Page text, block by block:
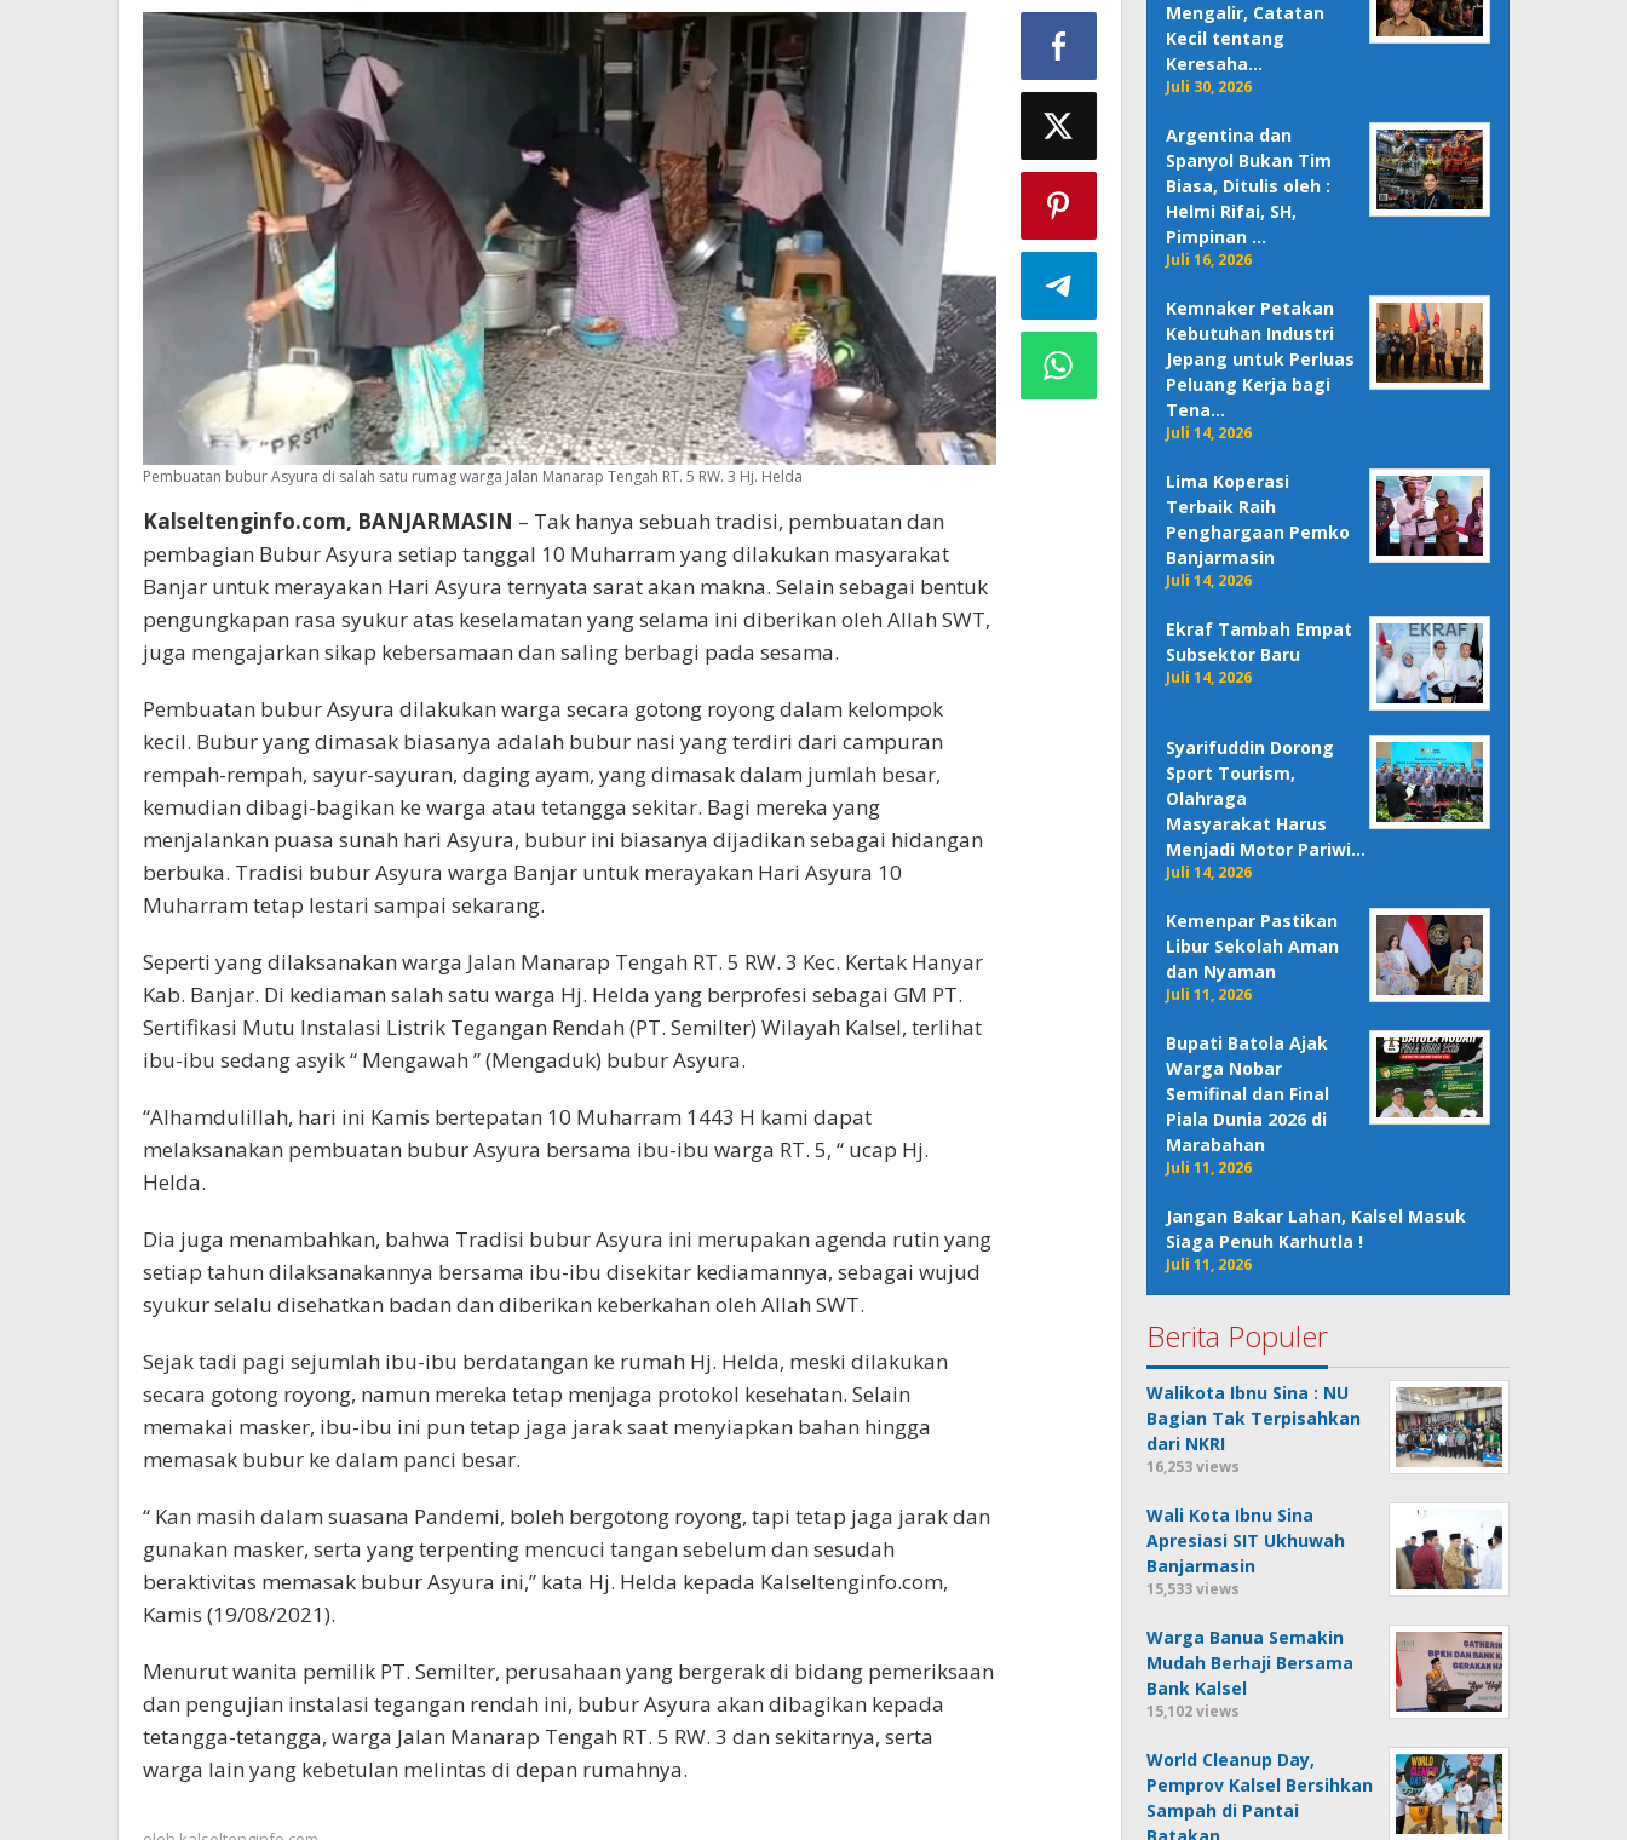
Bagikan
Bubur
Asyura
Pembuatan bubur Asyura di salah satu rumag warga Jalan Manarap Tengah RT. 5 RW. 3 Hj. Helda
Kalseltenginfo.com, BANJARMASIN – Tak hanya sebuah tradisi, pembuatan dan
pembagian Bubur Asyura setiap tanggal 10 Muharram yang dilakukan masyarakat
Banjar untuk merayakan Hari Asyura ternyata sarat akan makna. Selain sebagai bentuk
pengungkapan rasa syukur atas keselamatan yang selama ini diberikan oleh Allah SWT,
juga mengajarkan sikap kebersamaan dan saling berbagi pada sesama.
Pembuatan bubur Asyura dilakukan warga secara gotong royong dalam kelompok
kecil. Bubur yang dimasak biasanya adalah bubur nasi yang terdiri dari campuran
rempah-rempah, sayur-sayuran, daging ayam, yang dimasak dalam jumlah besar,
kemudian dibagi-bagikan ke warga atau tetangga sekitar. Bagi mereka yang
menjalankan puasa sunah hari Asyura, bubur ini biasanya dijadikan sebagai hidangan
berbuka. Tradisi bubur Asyura warga Banjar untuk merayakan Hari Asyura 10
Muharram tetap lestari sampai sekarang.
Seperti yang dilaksanakan warga Jalan Manarap Tengah RT. 5 RW. 3 Kec. Kertak Hanyar
Kab. Banjar. Di kediaman salah satu warga Hj. Helda yang berprofesi sebagai GM PT.
Sertifikasi Mutu Instalasi Listrik Tegangan Rendah (PT. Semilter) Wilayah Kalsel, terlihat
ibu-ibu sedang asyik “ Mengawah ” (Mengaduk) bubur Asyura.
“Alhamdulillah, hari ini Kamis bertepatan 10 Muharram 1443 H kami dapat
melaksanakan pembuatan bubur Asyura bersama ibu-ibu warga RT. 5, “ ucap Hj.
Helda.
Dia juga menambahkan, bahwa Tradisi bubur Asyura ini merupakan agenda rutin yang
setiap tahun dilaksanakannya bersama ibu-ibu disekitar kediamannya, sebagai wujud
syukur selalu disehatkan badan dan diberikan keberkahan oleh Allah SWT.
Sejak tadi pagi sejumlah ibu-ibu berdatangan ke rumah Hj. Helda, meski dilakukan
secara gotong royong, namun mereka tetap menjaga protokol kesehatan. Selain
memakai masker, ibu-ibu ini pun tetap jaga jarak saat menyiapkan bahan hingga
memasak bubur ke dalam panci besar.
“ Kan masih dalam suasana Pandemi, boleh bergotong royong, tapi tetap jaga jarak dan
gunakan masker, serta yang terpenting mencuci tangan sebelum dan sesudah
beraktivitas memasak bubur Asyura ini,” kata Hj. Helda kepada Kalseltenginfo.com,
Kamis (19/08/2021).
Menurut wanita pemilik PT. Semilter, perusahaan yang bergerak di bidang pemeriksaan
dan pengujian instalasi tegangan rendah ini, bubur Asyura akan dibagikan kepada
tetangga-tetangga, warga Jalan Manarap Tengah RT. 5 RW. 3 dan sekitarnya, serta
warga lain yang kebetulan melintas di depan rumahnya.
Mengalir, Catatan
Kecil tentang
Keresaha…
Juli 30, 2026
Argentina dan
Spanyol Bukan Tim
Biasa, Ditulis oleh :
Helmi Rifai, SH,
Pimpinan …
Juli 16, 2026
Kemnaker Petakan
Kebutuhan Industri
Jepang untuk Perluas
Peluang Kerja bagi
Tena…
Juli 14, 2026
Lima Koperasi
Terbaik Raih
Penghargaan Pemko
Banjarmasin
Juli 14, 2026
Ekraf Tambah Empat
Subsektor Baru
Juli 14, 2026
Syarifuddin Dorong
Sport Tourism,
Olahraga
Masyarakat Harus
Menjadi Motor Pariwi…
Juli 14, 2026
Kemenpar Pastikan
Libur Sekolah Aman
dan Nyaman
Juli 11, 2026
Bupati Batola Ajak
Warga Nobar
Semifinal dan Final
Piala Dunia 2026 di
Marabahan
Juli 11, 2026
Jangan Bakar Lahan, Kalsel Masuk
Siaga Penuh Karhutla !
Juli 11, 2026
Berita Populer
Walikota Ibnu Sina : NU
Bagian Tak Terpisahkan
dari NKRI
16,253 views
Wali Kota Ibnu Sina
Apresiasi SIT Ukhuwah
Banjarmasin
15,533 views
Warga Banua Semakin
Mudah Berhaji Bersama
Bank Kalsel
15,102 views
World Cleanup Day,
Pemprov Kalsel Bersihkan
Sampah di Pantai
Batakan